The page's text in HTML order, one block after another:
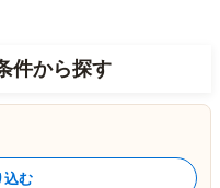
件から探す
込む